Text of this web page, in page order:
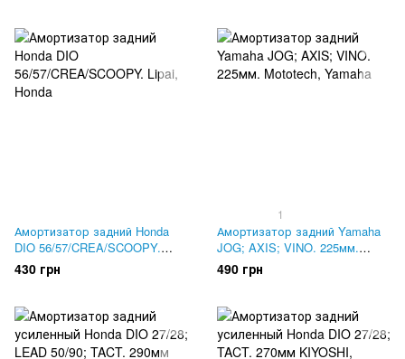
Амортизатор задний Honda
DIO 56/57/CREA/SCOOPY.
Lipai
430 грн
1
Амортизатор задний Yamaha
JOG; AXIS; VINO. 225мм.
Mototech
490 грн